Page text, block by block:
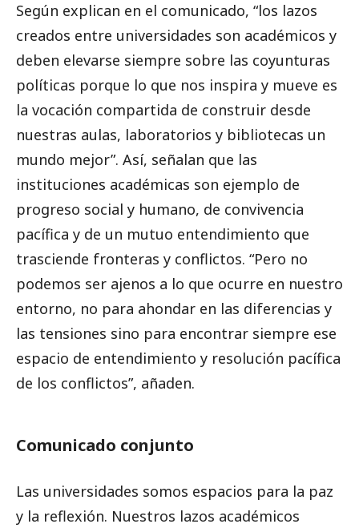
Según explican en el comunicado, “los lazos
creados entre universidades son académicos y
deben elevarse siempre sobre las coyunturas
políticas porque lo que nos inspira y mueve es
la vocación compartida de construir desde
nuestras aulas, laboratorios y bibliotecas un
mundo mejor”. Así, señalan que las
instituciones académicas son ejemplo de
progreso social y humano, de convivencia
pacífica y de un mutuo entendimiento que
trasciende fronteras y conflictos. “Pero no
podemos ser ajenos a lo que ocurre en nuestro
entorno, no para ahondar en las diferencias y
las tensiones sino para encontrar siempre ese
espacio de entendimiento y resolución pacífica
de los conflictos”, añaden.
Comunicado conjunto
Las universidades somos espacios para la paz
y la reflexión. Nuestros lazos académicos